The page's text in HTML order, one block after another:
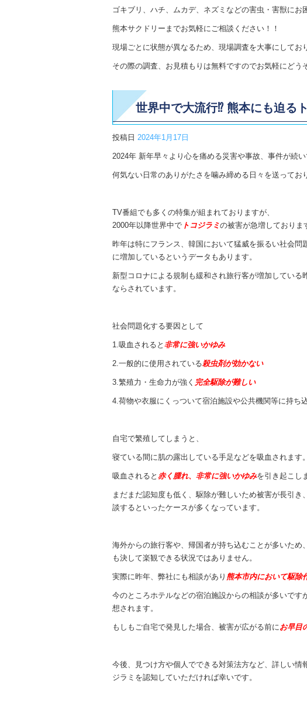
ゴキブリ、ハチ、ムカデ、ネズミなどの害虫・害獣にお
熊本サクドリーまでお気軽にご相談ください！！
現場ごとに状態が異なるため、現場調査を大事にしてお
その際の調査、お見積もりは無料ですのでお気軽にどう
世界中で大流行⁉ 熊本にも迫る
投稿日 2024年1月17日
2024年 新年早々より心を痛める災害や事故、事件が続い
何気ない日常のありがたさを噛み締める日々を送ってお
TV番組でも多くの特集が組まれておりますが、
2000年以降世界中で トコジラミの被害が急増しておりま
昨年は特にフランス、韓国において猛威を振るい社会
に増加しているというデータもあります。
新型コロナによる規制も緩和され旅行客が増加してい
ならされています。
社会問題化する要因として
1.吸血されると 非常に強いかゆみ
2.一般的に使用されている殺虫剤が効かない
3.繁殖力・生命力が強く 完全駆除が難しい
4.荷物や衣服にくっついて宿泊施設や公共機関等に持ち
自宅で繁殖してしまうと、
寝ている間に肌の露出している手足などを吸血されます。
吸血されると 赤く腫れ、非常に強いかゆみを引き起こし
まだまだ認知度も低く、駆除が難しいため被害が長引
談するといったケースが多くなっています。
海外からの旅行客や、帰国者が持ち込むことが多いた
も決して楽観できる状況ではありません。
実際に昨年、弊社にも相談があり 熊本市内において駆除
今のところホテルなどの宿泊施設からの相談が多いで
想されます。
もしもご自宅で発見した場合、被害が広がる前にお早目
今後、見つけ方や個人でできる対策法方など、詳しい
ジラミを認知していただければ幸いです。